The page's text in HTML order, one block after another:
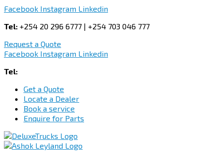
Facebook Instagram Linkedin
Tel: +254 20 296 6777 | +254 703 046 777
Request a Quote
Facebook Instagram Linkedin
Tel:
Get a Quote
Locate a Dealer
Book a service
Enquire for Parts